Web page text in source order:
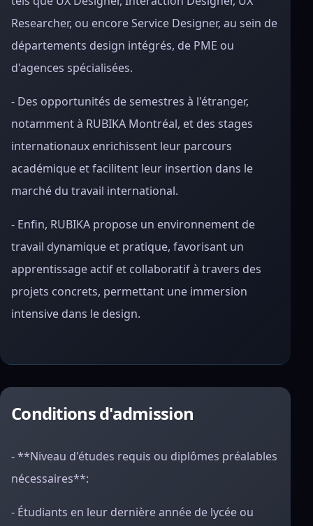
Researcher, ou encore Service Designer, au sein de
départements design intégrés, de PME ou
d'agences spécialisées.
- Des opportunités de semestres à l'étranger,
notamment à RUBIKA Montréal, et des stages
internationaux enrichissent leur parcours
académique et facilitent leur insertion dans le
marché du travail international.
- Enfin, RUBIKA propose un environnement de
travail dynamique et pratique, favorisant un
apprentissage actif et collaboratif à travers des
projets concrets, permettant une immersion
intensive dans le design.
Conditions d'admission
- **Niveau d'études requis ou diplômes préalables
nécessaires**:
- Étudiants en leur dernière année de lycée ou